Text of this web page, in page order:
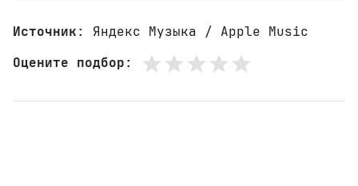
Источник: Яндекс Музыка / Apple Music
Оцените подбор: